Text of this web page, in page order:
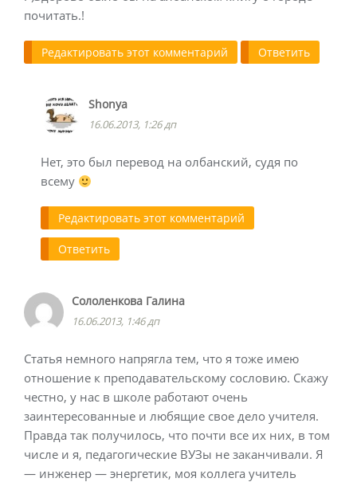
почитать.!
Редактировать этот комментарий Ответить
Shonya
16.06.2013, 1:26 дп
Нет, это был перевод на олбанский, судя по
всему
Редактировать этот комментарий
Ответить
Сололенкова Галина
16.06.2013, 1:46 дп
Статья немного напрягла тем, что я тоже имею
отношение к преподавательскому сословию. Скажу
честно, у нас в школе работают очень
заинтересованные и любящие свое дело учителя.
Правда так получилось, что почти все их них, в том
числе и я, педагогические ВУЗы не заканчивали. Я
— инженер — энергетик, моя коллега учитель